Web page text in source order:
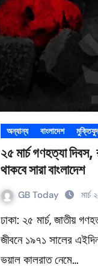
অন্যান্য বাংলাদেশ
২৫ মার্চ গণহত্যা দিবস,
থাকবে সারা বাংলাদেশ
GB Today মার্চ
ঢাকা: ২৫ মার্চ, জাতীয় গণহত্যা দিবস। বাঙালি জাতির
জীবনে ১৯৭১ সালের
ভয়াল কালরাত নেমে…